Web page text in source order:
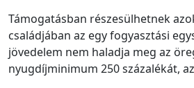
Támogatásban részesülhetnek
családjában az egy fogyasztási
jövedelem nem haladja meg az
nyugdíjminimum 250 százalékát,